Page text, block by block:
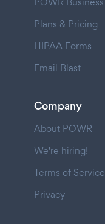
Plans & Pricing
HIPAA Forms
Email Blast
Company
About POWR
We're hiring!
Terms of Service
Privacy